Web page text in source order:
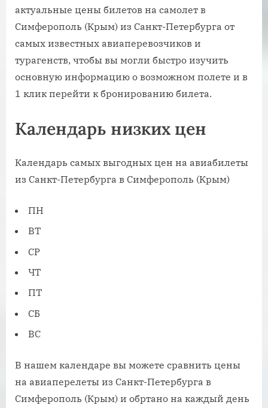
актуальные цены билетов на самолет в
Симферополь (Крым) из Санкт-Петербурга от
самых известных авиаперевозчиков и
турагенств, чтобы вы могли быстро изучить
основную информацию о возможном полете и в
1 клик перейти к бронированию билета.
Календарь низких цен
Календарь самых выгодных цен на авиабилеты
из Санкт-Петербурга в Симферополь (Крым)
ПН
ВТ
СР
ЧТ
ПТ
СБ
ВС
В нашем календаре вы можете сравнить цены
на авиаперелеты из Санкт-Петербурга в
Симферополь (Крым) и обртано на каждый день